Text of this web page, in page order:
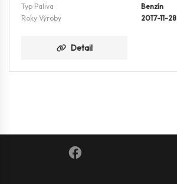
Typ Paliva
Benzín
Roky Výroby
2017-11-28
Detail